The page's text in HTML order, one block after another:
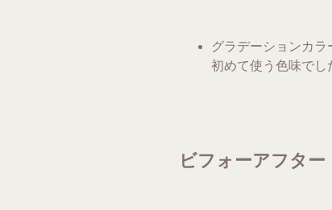
グラデーションカ
初めて使う色味でし
ビフォーアフター